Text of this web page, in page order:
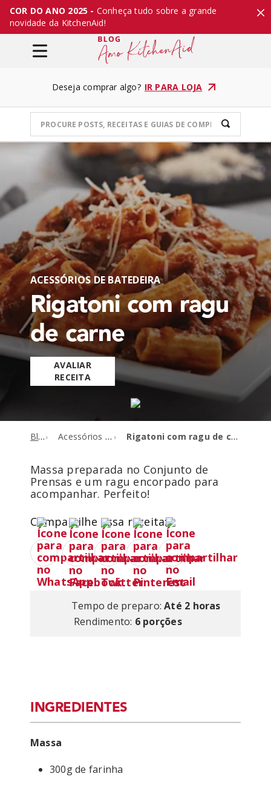
COR DO ANO 2025 - Conheça tudo sobre a grande
novidade da KitchenAid!
Deseja comprar algo? IR PARA LOJA
ACESSÓRIOS DE BATEDEIRA
Rigatoni com ragu
de carne
AVALIAR
RECEITA
Blog Acessórios de batedeira Rigatoni com ragu de carne
Massa preparada no Conjunto de
Prensas e um ragu encorpado para
acompanhar. Perfeito!
Compartilhe essa receita:
Tempo de preparo: Até 2 horas
Rendimento: 6 porções
INGREDIENTES
Massa
300g de farinha